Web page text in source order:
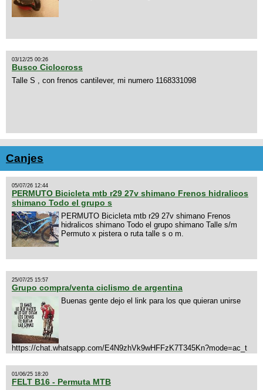
03/12/25 00:26
Busco Ciclocross
Talle S , con frenos cantilever, mi numero 1168331098
Canjes
05/07/26 12:44
PERMUTO Bicicleta mtb r29 27v shimano Frenos hidralicos
shimano Todo el grupo s
PERMUTO Bicicleta mtb r29 27v shimano Frenos
hidralicos shimano Todo el grupo shimano Talle s/m
Permuto x pistera o ruta talle s o m.
25/07/25 15:57
Grupo compra/venta ciclismo de argentina
Buenas gente dejo el link para los que quieran unirse
https://chat.whatsapp.com/E4N9zhVk9wHFFzK7T345Kn?mode=ac_t
01/06/25 18:20
FELT B16 - Permuta MTB